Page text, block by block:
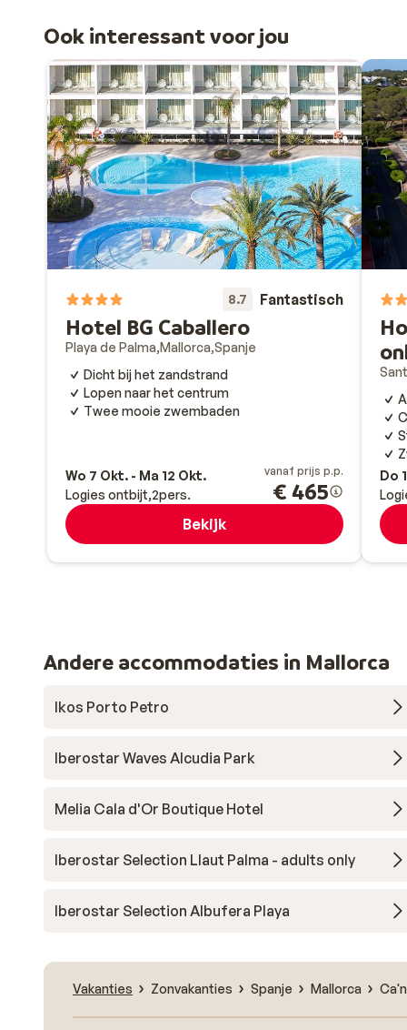
Ook interessant voor jou
8.7 Fantastisch
Hotel BG Caballero
Playa de Palma Mallorca Spanje
Dicht bij het zandstrand
Lopen naar het centrum
Twee mooie zwembaden
Wo 7 Okt. - Ma 12 Okt.
Logies ontbijt 2pers.
vanaf prijs p.p.
€ 465
Bekijk
Do
Andere accommodaties in Mallorca
Ikos Porto Petro
Iberostar Waves Alcudia Park
Melia Cala d'Or Boutique Hotel
Iberostar Selection Llaut Palma - adults only
Iberostar Selection Albufera Playa
Vakanties Zonvakanties Spanje Mallorca